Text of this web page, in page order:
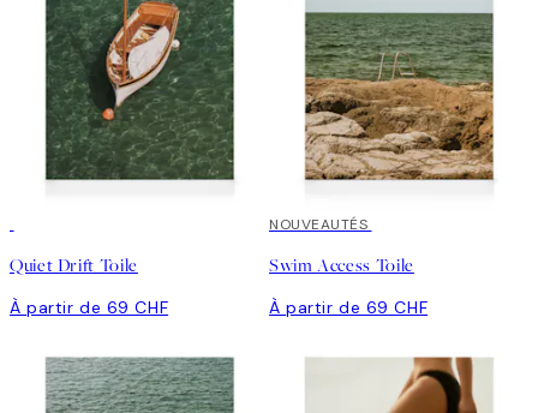
Quiet Drift Toile
À partir de 69 CHF
NOUVEAUTÉS
Swim Access Toile
À partir de 69 CHF